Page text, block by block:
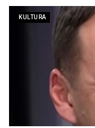
KULTURA